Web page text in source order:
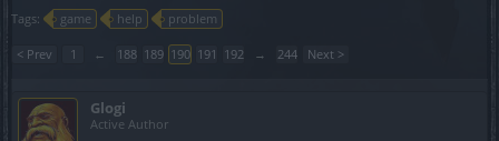
Tags: game help problem
< Prev 1 ← 188 189 190 191 192 → 244 Next >
Glogi
Active Author